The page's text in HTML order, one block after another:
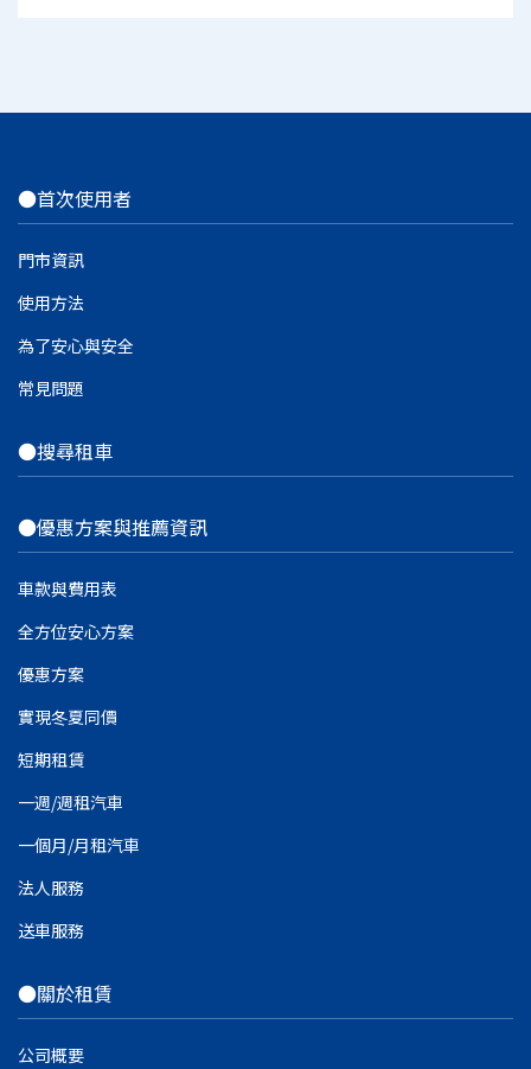
●首次使用者
門市資訊
使用方法
為了安心與安全
常見問題
●搜尋租車
●優惠方案與推薦資訊
車款與費用表
全方位安心方案
優惠方案
實現冬夏同價
短期租賃
一週/週租汽車
一個月/月租汽車
法人服務
送車服務
●關於租賃
公司概要